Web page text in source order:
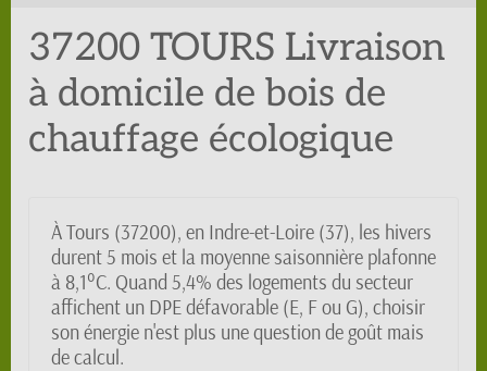
37200 TOURS Livraison
à domicile de bois de
chauffage écologique
À Tours (37200), en Indre-et-Loire (37), les hivers
durent 5 mois et la moyenne saisonnière plafonne
à 8,1°C. Quand 5,4% des logements du secteur
affichent un DPE défavorable (E, F ou G), choisir
son énergie n'est plus une question de goût mais
de calcul.